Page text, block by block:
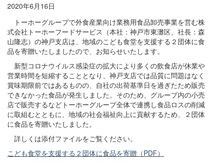
トーホーグループのサステナビリティ
ニュース
採用情報
お問い合わせ
電子公告
新規出店用地の募集
プライバシーポリシー
サイトご利用について
2020年6月16日
トーホーグループで外食産業向け業務用食品卸売事業を営む株
式会社トーホーフードサービス（本社：神戸市東灘区、社長：森
山隆志）の神戸支店は、地域のこども食堂を支援する２団体に食
品を寄贈いたしましたので、お知らせいたします。
新型コロナウイルス感染症の拡大により多くの飲食店が休業や
営業時間を短縮することとなり、神戸支店では品質に問題はなく
賞味期限前ではあるものの、自社の出荷基準日を過ぎたため販売
できなかった食品が発生しました。そのため、グループ内の小売
店で販売するなどトーホーグループ全体で連携し食品ロスの削減
に取組むとともに、地域の社会福祉向上に貢献するため、２団体
に食品を寄贈いたしました。
詳しくは添付ファイルをご覧ください。
こども食堂を支援する２団体に食品を寄贈（PDF）